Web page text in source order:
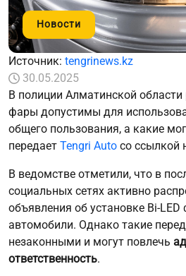
Новости
Источник: tengrinews.kz
30.05.2025
В полиции Алматинской области
фары допустимы для
общего пользования, а какие
передает Tengri Auto со ссылкой
В ведомстве отметили, что в
социальных сетях активно
объявления об установке Bi-
автомобили. Однако такие
незаконными и могут повлечь
ответственность.